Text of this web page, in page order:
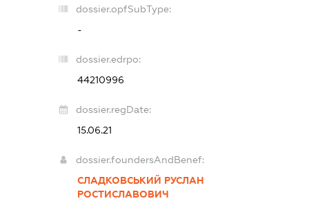
dossier.opfSubType:
-
dossier.edrpo:
44210996
dossier.regDate:
15.06.21
dossier.foundersAndBenef:
СЛАДКОВСЬКИЙ РУСЛАН
РОСТИСЛАВОВИЧ